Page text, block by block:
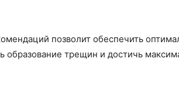
позволит обеспечить
образование трещин и достичь